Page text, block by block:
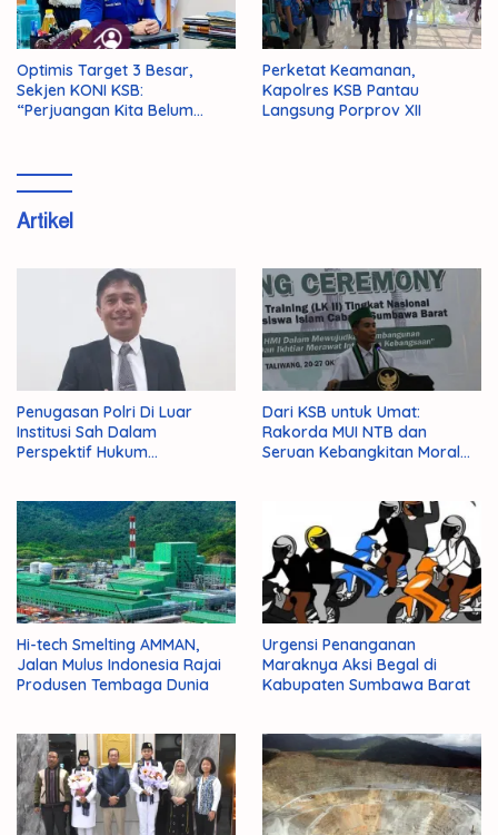
Optimis Target 3 Besar,
Sekjen KONI KSB:
“Perjuangan Kita Belum
Perketat Keamanan,
Kapolres KSB Pantau
Langsung Porprov XII
Artikel
Penugasan Polri Di Luar
Institusi Sah Dalam
Perspektif Hukum
Dari KSB untuk Umat:
Rakorda MUI NTB dan
Seruan Kebangkitan Moral
Hi-tech Smelting AMMAN,
Jalan Mulus Indonesia Rajai
Produsen Tembaga Dunia
Urgensi Penanganan
Maraknya Aksi Begal di
Kabupaten Sumbawa Barat